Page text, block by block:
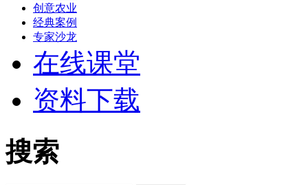
创意农业
经典案例
专家沙龙
在线课堂
资料下载
搜索